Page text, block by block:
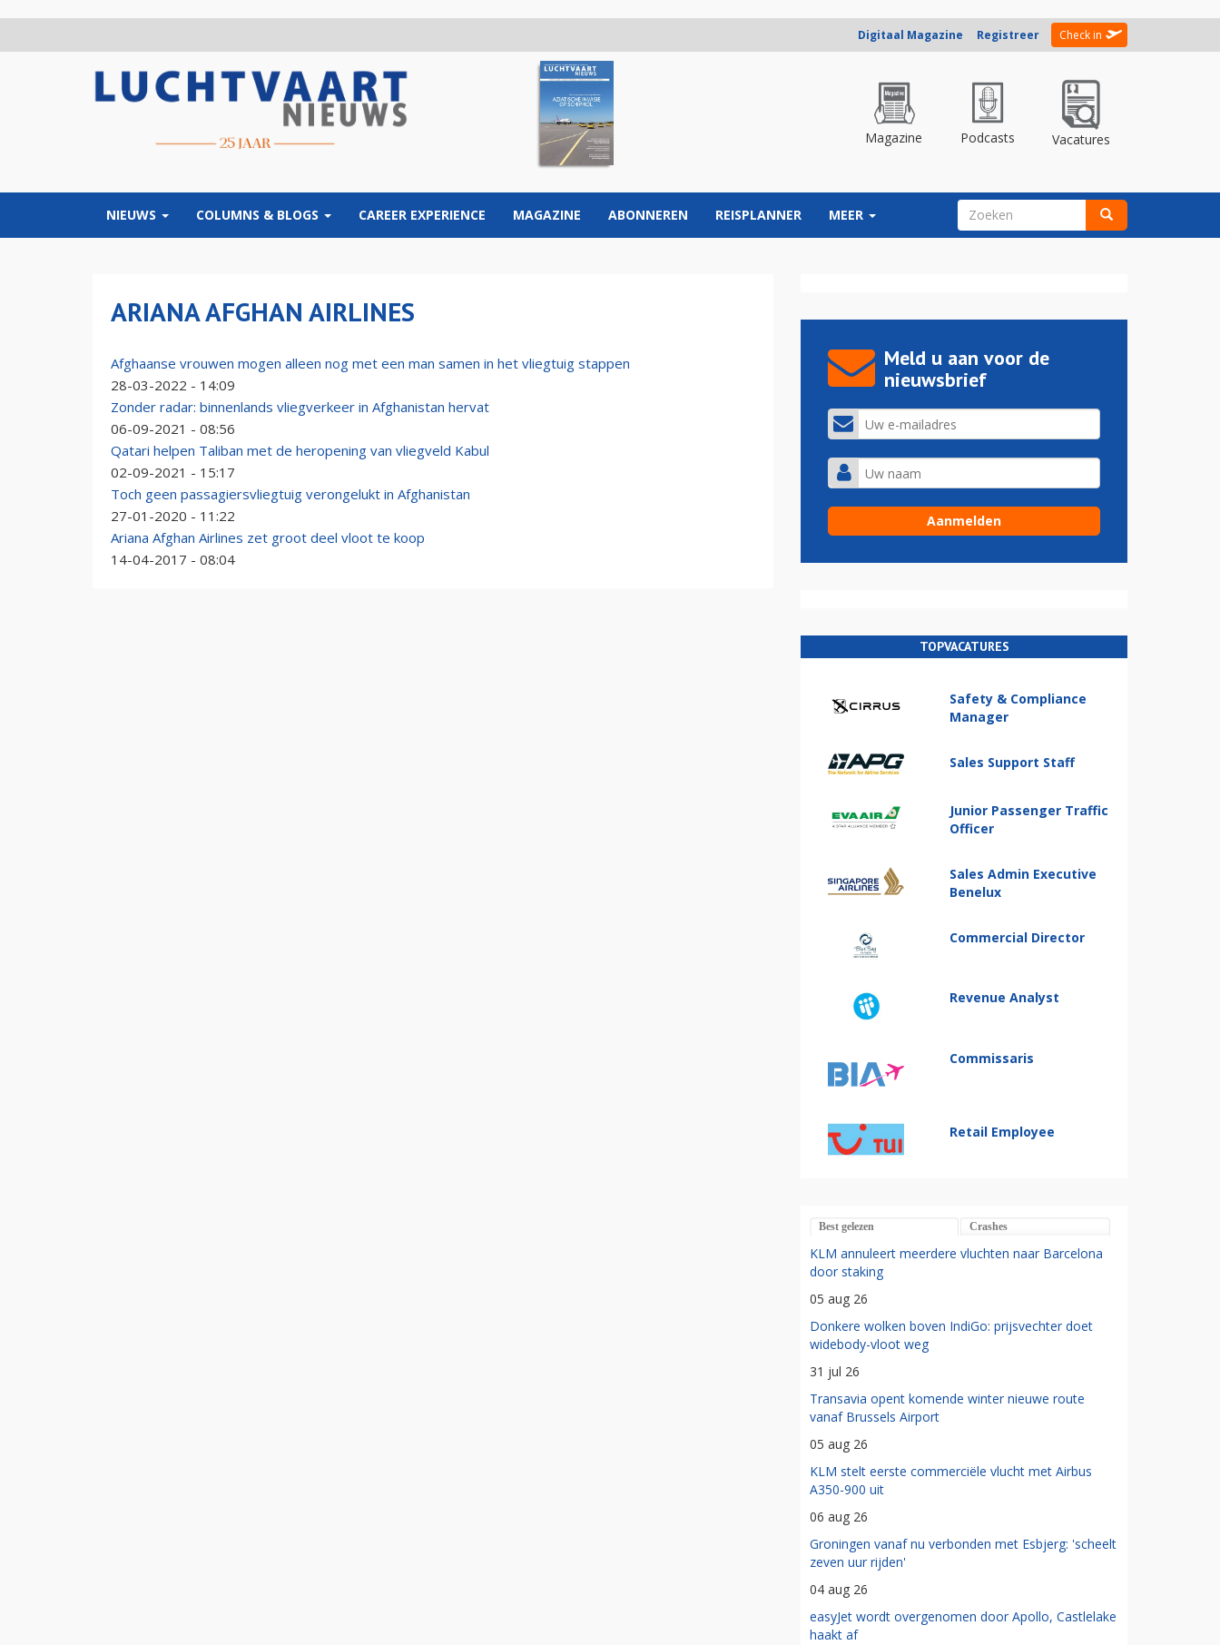
Digitaal Magazine Registreer Check in
Magazine Podcasts Vacatures
NIEUWS COLUMNS & BLOGS CAREER EXPERIENCE MAGAZINE ABONNEREN REISPLANNER MEER ZOEKVELD
ARIANA AFGHAN AIRLINES
Afghaanse vrouwen mogen alleen nog met een man samen in het vliegtuig stappen
28-03-2022 - 14:09
Zonder radar: binnenlands vliegverkeer in Afghanistan hervat
06-09-2021 - 08:56
Qatari helpen Taliban met de heropening van vliegveld Kabul
02-09-2021 - 15:17
Toch geen passagiersvliegtuig verongelukt in Afghanistan
27-01-2020 - 11:22
Ariana Afghan Airlines zet groot deel vloot te koop
14-04-2017 - 08:04
Meld u aan voor de
nieuwsbrief
TOPVACATURES
Safety & Compliance
Manager
Sales Support Staff
Junior Passenger Traffic
Officer
Sales Admin Executive
Benelux
Commercial Director
Revenue Analyst
Commissaris
Retail Employee
Best gelezen Crashes
KLM annuleert meerdere vluchten naar Barcelona
door staking
05 aug 26
Donkere wolken boven IndiGo: prijsvechter doet
widebody-vloot weg
31 jul 26
Transavia opent komende winter nieuwe route
vanaf Brussels Airport
05 aug 26
KLM stelt eerste commerciële vlucht met Airbus
A350-900 uit
06 aug 26
Groningen vanaf nu verbonden met Esbjerg: 'scheelt
zeven uur rijden'
04 aug 26
easyJet wordt overgenomen door Apollo, Castlelake
haakt af